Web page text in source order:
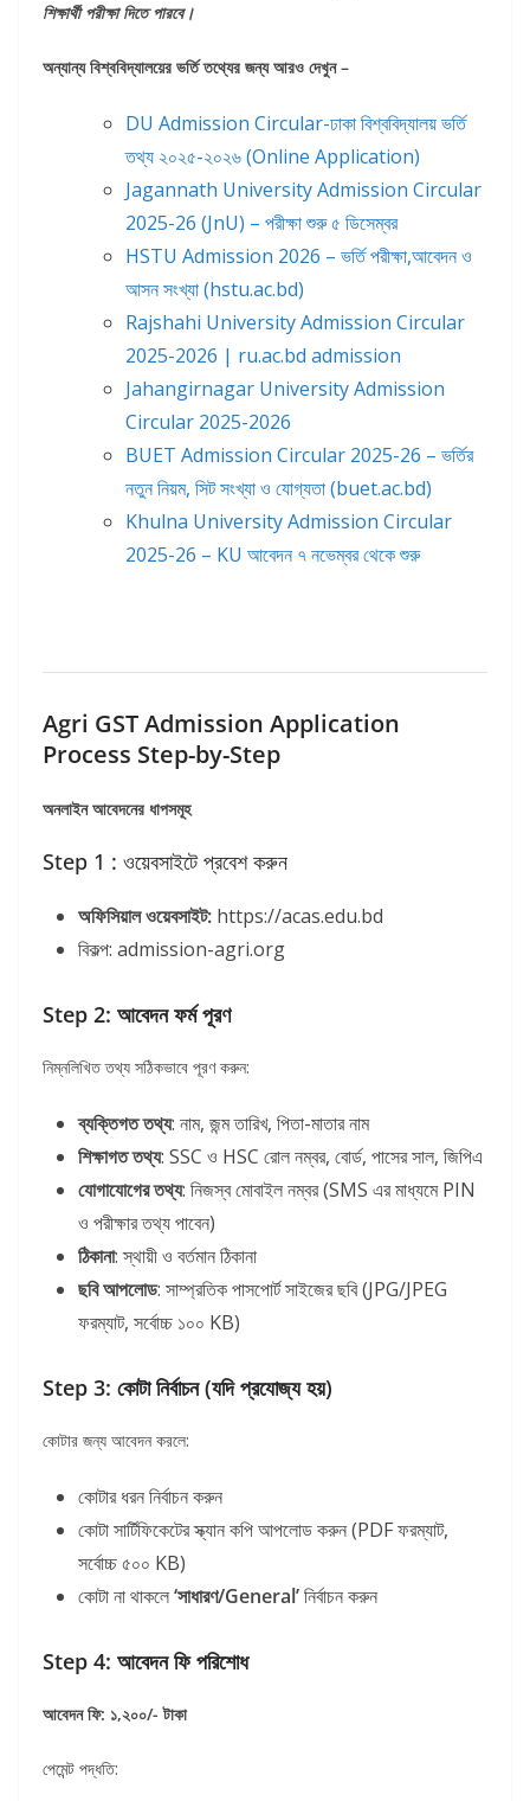
শিক্ষার্থী পরীক্ষা দিতে পারবে।
অন্যান্য বিশ্ববিদ্যালয়ের ভর্তি তথ্যের জন্য আরও দেখুন –
DU Admission Circular-ঢাকা বিশ্ববিদ্যালয় ভর্তি
তথ্য ২০২৫-২০২৬ (Online Application)
Jagannath University Admission Circular
2025-26 (JnU) – পরীক্ষা শুরু ৫ ডিসেম্বর
HSTU Admission 2026 – ভর্তি পরীক্ষা,আবেদন ও
আসন সংখ্যা (hstu.ac.bd)
Rajshahi University Admission Circular
2025-2026 | ru.ac.bd admission
Jahangirnagar University Admission
Circular 2025-2026
BUET Admission Circular 2025-26 – ভর্তির
নতুন নিয়ম, সিট সংখ্যা ও যোগ্যতা (buet.ac.bd)
Khulna University Admission Circular
2025-26 – KU আবেদন ৭ নভেম্বর থেকে শুরু
Agri GST Admission Application
Process Step-by-Step
অনলাইন আবেদনের ধাপসমূহ
Step 1 : ওয়েবসাইটে প্রবেশ করুন
অফিসিয়াল ওয়েবসাইট: https://acas.edu.bd
বিকল্প: admission-agri.org
Step 2: আবেদন ফর্ম পূরণ
নিম্নলিখিত তথ্য সঠিকভাবে পূরণ করুন:
ব্যক্তিগত তথ্য: নাম, জন্ম তারিখ, পিতা-মাতার নাম
শিক্ষাগত তথ্য: SSC ও HSC রোল নম্বর, বোর্ড, পাসের সাল, জিপিএ
যোগাযোগের তথ্য: নিজস্ব মোবাইল নম্বর (SMS এর মাধ্যমে PIN
ও পরীক্ষার তথ্য পাবেন)
ঠিকানা: স্থায়ী ও বর্তমান ঠিকানা
ছবি আপলোড: সাম্প্রতিক পাসপোর্ট সাইজের ছবি (JPG/JPEG
ফরম্যাট, সর্বোচ্চ ১০০ KB)
Step 3: কোটা নির্বাচন (যদি প্রযোজ্য হয়)
কোটার জন্য আবেদন করলে:
কোটার ধরন নির্বাচন করুন
কোটা সার্টিফিকেটের স্ক্যান কপি আপলোড করুন (PDF ফরম্যাট,
সর্বোচ্চ ৫০০ KB)
কোটা না থাকলে‘সাধারণ/General’নির্বাচন করুন
Step 4: আবেদন ফি পরিশোধ
আবেদন ফি: ১,২০০/- টাকা
পেমেন্ট পদ্ধতি: